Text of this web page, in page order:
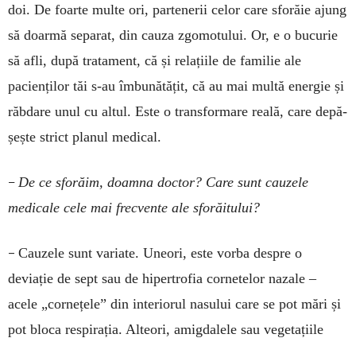
doi. De foarte multe ori, partenerii celor care sforăie ajung
să doarmă sepa­rat, din cauza zgo­mo­tului. Or, e o bucurie
să afli, după tra­tament, că și relațiile de familie ale
pacienților tăi s-au îmbunătățit, că au mai multă energie și
răbdare unul cu altul. Este o transformare reală, care depă­
șește strict planul medical.
– De ce sforăim, doamna doctor? Ca­re sunt cauzele
medicale cele mai frec­­vente ale sforăitului?
– Cauzele sunt variate. Uneori, este vorba despre o
deviație de sept sau de hi­pertrofia cornetelor nazale –
acele „corne­țele” din interiorul nasului care se pot mări și
pot bloca respirația. Alteori, amig­dalele sau vegetațiile